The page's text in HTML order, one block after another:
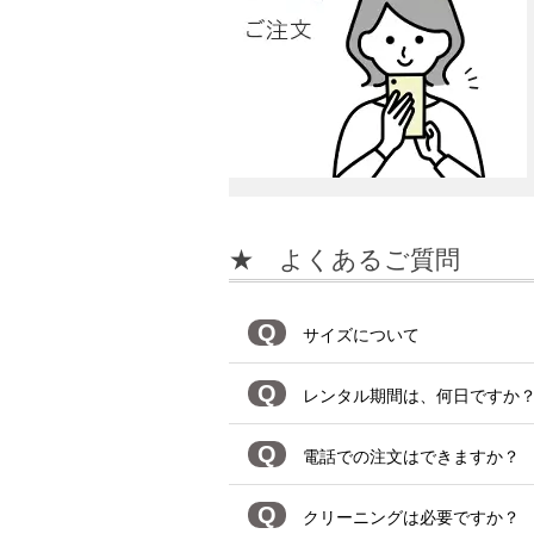
★ よくあるご質問
Q サイズについて
Q レンタル期間は、何日ですか
Q 電話での注文はできますか？
Q クリーニングは必要ですか？